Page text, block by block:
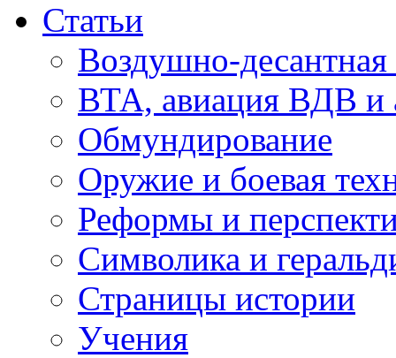
Статьи
Воздушно-десантная
ВТА, авиация ВДВ и
Обмундирование
Оружие и боевая
Реформы и
Символика и
Страницы истории
Учения